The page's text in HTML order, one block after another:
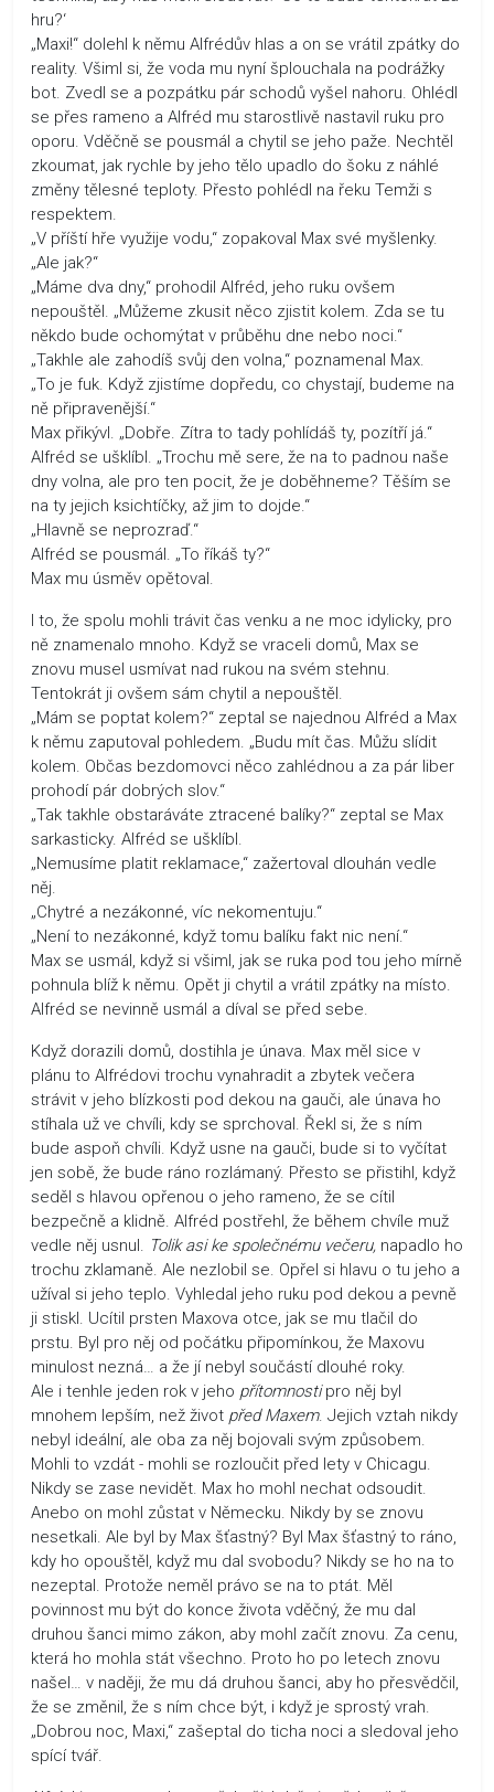
hru?‘
„Maxi!“ dolehl k němu Alfrédův hlas a on se vrátil zpátky do
reality. Všiml si, že voda mu nyní šplouchala na podrážky
bot. Zvedl se a pozpátku pár schodů vyšel nahoru. Ohlédl
se přes rameno a Alfréd mu starostlivě nastavil ruku pro
oporu. Vděčně se pousmál a chytil se jeho paže. Nechtěl
zkoumat, jak rychle by jeho tělo upadlo do šoku z náhlé
změny tělesné teploty. Přesto pohlédl na řeku Temži s
respektem.
„V příští hře využije vodu,“ zopakoval Max své myšlenky.
„Ale jak?“
„Máme dva dny,“ prohodil Alfréd, jeho ruku ovšem
nepouštěl. „Můžeme zkusit něco zjistit kolem. Zda se tu
někdo bude ochomýtat v průběhu dne nebo noci.“
„Takhle ale zahodíš svůj den volna,“ poznamenal Max.
„To je fuk. Když zjistíme dopředu, co chystají, budeme na
ně připravenější.“
Max přikývl. „Dobře. Zítra to tady pohlídáš ty, pozítří já.“
Alfréd se ušklíbl. „Trochu mě sere, že na to padnou naše
dny volna, ale pro ten pocit, že je doběhneme? Těším se
na ty jejich ksichtíčky, až jim to dojde.“
„Hlavně se neprozraď.“
Alfréd se pousmál. „To říkáš ty?“
Max mu úsměv opětoval.
I to, že spolu mohli trávit čas venku a ne moc idylicky, pro
ně znamenalo mnoho. Když se vraceli domů, Max se
znovu musel usmívat nad rukou na svém stehnu.
Tentokrát ji ovšem sám chytil a nepouštěl.
„Mám se poptat kolem?“ zeptal se najednou Alfréd a Max
k němu zaputoval pohledem. „Budu mít čas. Můžu slídit
kolem. Občas bezdomovci něco zahlédnou a za pár liber
prohodí pár dobrých slov.“
„Tak takhle obstaráváte ztracené balíky?“ zeptal se Max
sarkasticky. Alfréd se ušklíbl.
„Nemusíme platit reklamace,“ zažertoval dlouhán vedle
něj.
„Chytré a nezákonné, víc nekomentuju.“
„Není to nezákonné, když tomu balíku fakt nic není.“
Max se usmál, když si všiml, jak se ruka pod tou jeho mírně
pohnula blíž k němu. Opět ji chytil a vrátil zpátky na místo.
Alfréd se nevinně usmál a díval se před sebe.
Když dorazili domů, dostihla je únava. Max měl sice v
plánu to Alfrédovi trochu vynahradit a zbytek večera
strávit v jeho blízkosti pod dekou na gauči, ale únava ho
stíhala už ve chvíli, kdy se sprchoval. Řekl si, že s ním
bude aspoň chvíli. Když usne na gauči, bude si to vyčítat
jen sobě, že bude ráno rozlámaný. Přesto se přistihl, když
seděl s hlavou opřenou o jeho rameno, že se cítil
bezpečně a klidně. Alfréd postřehl, že během chvíle muž
vedle něj usnul. Tolik asi ke společnému večeru, napadlo ho
trochu zklamaně. Ale nezlobil se. Opřel si hlavu o tu jeho a
užíval si jeho teplo. Vyhledal jeho ruku pod dekou a pevně
ji stiskl. Ucítil prsten Maxova otce, jak se mu tlačil do
prstu. Byl pro něj od počátku připomínkou, že Maxovu
minulost nezná… a že jí nebyl součástí dlouhé roky.
Ale i tenhle jeden rok v jeho přítomnostipro něj byl
mnohem lepším, než život před Maxem. Jejich vztah nikdy
nebyl ideální, ale oba za něj bojovali svým způsobem.
Mohli to vzdát - mohli se rozloučit před lety v Chicagu.
Nikdy se zase nevidět. Max ho mohl nechat odsoudit.
Anebo on mohl zůstat v Německu. Nikdy by se znovu
nesetkali. Ale byl by Max šťastný? Byl Max šťastný to ráno,
kdy ho opouštěl, když mu dal svobodu? Nikdy se ho na to
nezeptal. Protože neměl právo se na to ptát. Měl
povinnost mu být do konce života vděčný, že mu dal
druhou šanci mimo zákon, aby mohl začít znovu. Za cenu,
která ho mohla stát všechno. Proto ho po letech znovu
našel… v naději, že mu dá druhou šanci, aby ho přesvědčil,
že se změnil, že s ním chce být, i když je sprostý vrah.
„Dobrou noc, Maxi,“ zašeptal do ticha noci a sledoval jeho
spící tvář.